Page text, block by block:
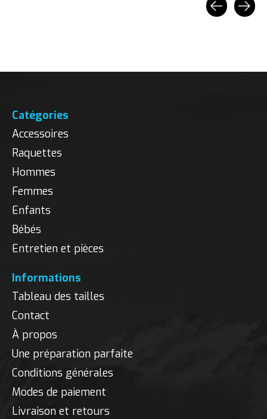
Catégories
Accessoires
Raquettes
Hommes
Femmes
Enfants
Bébés
Entretien et pièces
Informations
Tableau des tailles
Contact
À propos
Une préparation parfaite
Conditions générales
Modes de paiement
Livraison et retours